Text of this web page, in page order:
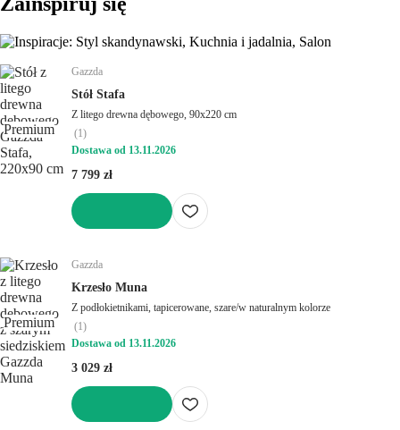
Premium
Gazzda
Stół Stafa
Z litego drewna dębowego, 90x220 cm
(1)
Dostawa od 13.11.2026
7 799 zł
Premium
Gazzda
Krzesło Muna
Z podłokietnikami, tapicerowane, szare/w naturalnym kolorze
(1)
Dostawa od 13.11.2026
3 029 zł